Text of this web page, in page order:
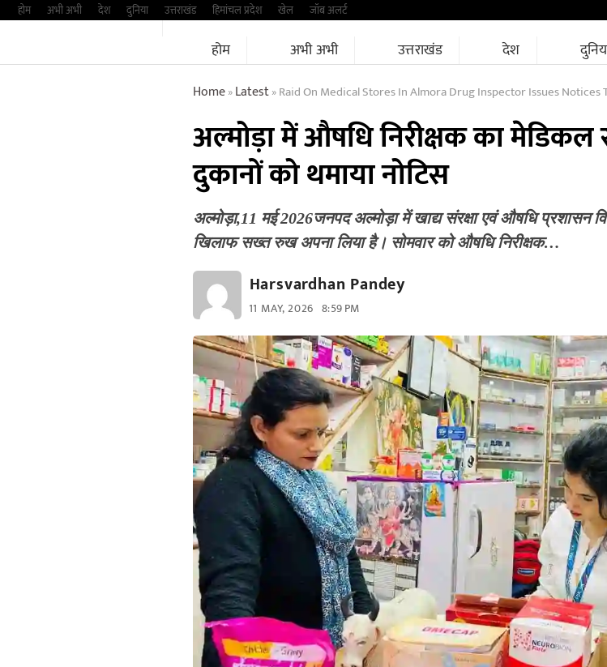
Skipहोम अभी अभी देश दुनिया उत्तराखंड हिमांचल प्रदेश खेल जॉब अलर्ट
होम अभी अभी उत्तराखंड देश
Home»Latest»Raid On Medical Stores In Almora Drug Inspector Issues
अल्मोड़ा में औषधि निरीक्षक का मेडिकल
दुकानों ​को थमाया नोटिस
अल्मोड़ा,11 मई 2026जनपद अल्मोड़ा में खाद्य संरक्षा एवं औषधि प्रशासन
खिलाफ सख्त रुख अपना लिया है। सोमवार को औषधि निरीक्षक…
Harsvardhan Pandey
11 MAY, 2026 8:59 PM